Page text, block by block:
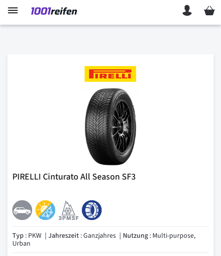
Mein
PIRELLI Cinturato All Season SF3
Typ : PKW Jahreszeit : Ganzjahres Nutzung : Multi-purpose,
Urban